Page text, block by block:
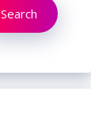
Search